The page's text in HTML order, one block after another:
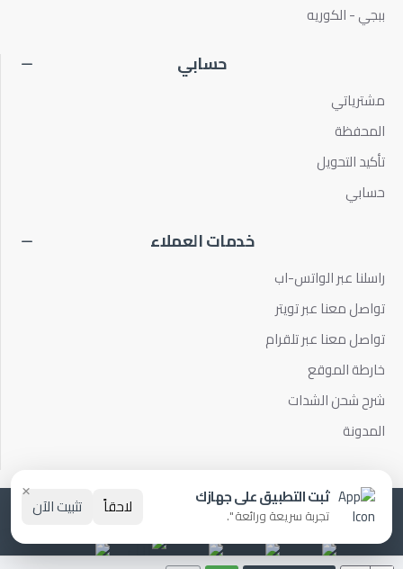
ببجي - الكوريه
حسابي
مشترياتي
المحفظة
تأكيد التحويل
حسابي
خدمات العملاء
راسلنا عبر الواتس-اب
تواصل معنا عبر تويتر
تواصل معنا عبر تلقرام
خارطة الموقع
شرح شحن الشدات
المدونة
الحقوق لـ برو كارت© 2021 بـ♥️ من ESHOPS
ثبت التطبيق على جهازك
تجربة سريعة ورائعة ". لاحقاً تثبيت الآن
×